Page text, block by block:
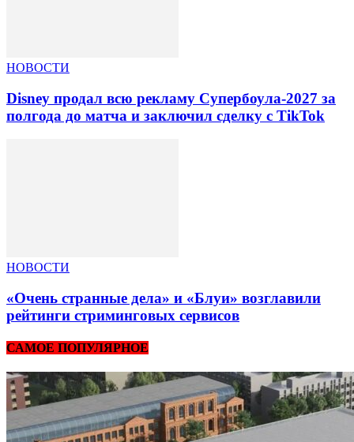
НОВОСТИ
Disney продал всю рекламу Супербоула-2027 за
полгода до матча и заключил сделку с TikTok
НОВОСТИ
«Очень странные дела» и «Блуи» возглавили
рейтинги стриминговых сервисов
САМОЕ ПОПУЛЯРНОЕ